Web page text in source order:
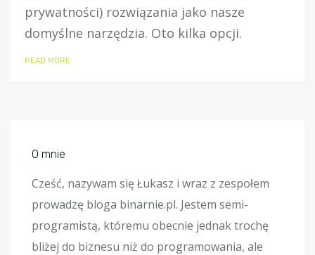
prywatności) rozwiązania jako nasze
domyślne narzędzia. Oto kilka opcji.
READ MORE
O mnie
Cześć, nazywam się Łukasz i wraz z zespołem
prowadzę bloga binarnie.pl. Jestem semi-
programistą, któremu obecnie jednak trochę
bliżej do biznesu niż do programowania, ale